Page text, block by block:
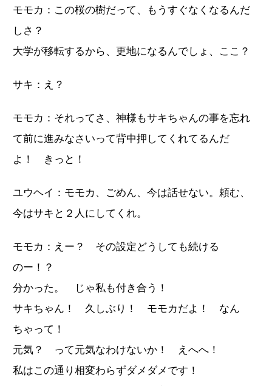
モモカ：この桜の樹だって、もうすぐなくなるんだ
しさ？
大学が移転するから、更地になるんでしょ、ここ？
サキ：え？
モモカ：それってさ、神様もサキちゃんの事を忘れ
て前に進みなさいって背中押してくれてるんだ
よ！ きっと！
ユウヘイ：モモカ、ごめん、今は話せない。頼む、
今はサキと２人にしてくれ。
モモカ：えー？ その設定どうしても続ける
のー！？
分かった。 じゃ私も付き合う！
サキちゃん！ 久しぶり！ モモカだよ！ なん
ちゃって！
元気？ って元気なわけないか！ えへへ！
私はこの通り相変わらずダメダメです！